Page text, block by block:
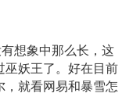
想象中那么长，这
巫妖王了。好在目前
，就看网易和暴雪怎